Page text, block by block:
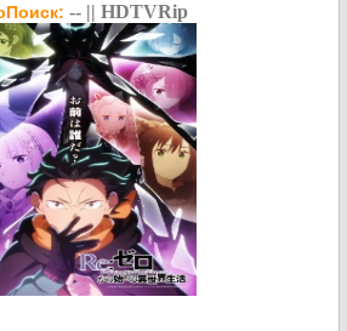
-- || HDTVRip